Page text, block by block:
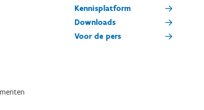
Kennisplatform
Downloads
Voor de pers